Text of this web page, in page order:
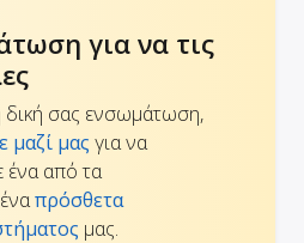
για να τις
δική σας ενσωμάτωση,
μαζί μας για να
ένα από τα
πρόσθετα
μας.